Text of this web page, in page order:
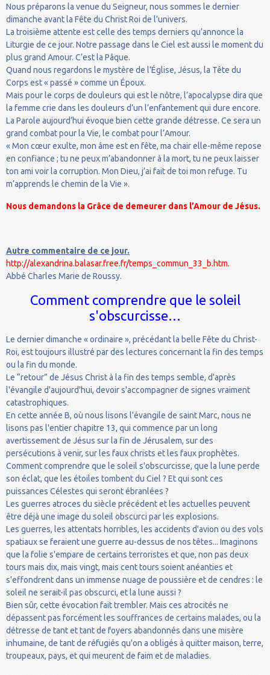
Nous préparons la venue du Seigneur, nous sommes le dernier
dimanche avant la Fête du Christ Roi de l’univers.
La troisième attente est celle des temps derniers qu’annonce la
Liturgie de ce jour. Notre passage dans le Ciel est aussi le moment du
plus grand Amour. C’est la Pâque.
Quand nous regardons le mystère de l’Église, Jésus, la Tête du
Corps est « passé » comme un Époux.
Mais pour le corps de douleurs qui est le nôtre, l’apocalypse dira que
la femme crie dans les douleurs d’un l’enfantement qui dure encore.
La Parole aujourd’hui évoque bien cette grande détresse. Ce sera un
grand combat pour la Vie, le combat pour l’Amour.
« Mon cœur exulte, mon âme est en fête, ma chair elle-même repose
en confiance ; tu ne peux m’abandonner à la mort, tu ne peux laisser
ton ami voir la corruption. Mon Dieu, j’ai fait de toi mon refuge. Tu
m’apprends le chemin de la Vie ».
Nous demandons la Grâce de demeurer dans l’Amour de Jésus.
Autre commentaire de ce jour.
http://alexandrina.balasar.free.fr/temps_commun_33_b.htm.
Abbé Charles Marie de Roussy.
Comment comprendre que le soleil
s'obscurcisse…
Le dernier dimanche « ordinaire », précédant la belle Fête du Christ-
Roi, est toujours illustré par des lectures concernant la fin des temps
ou la fin du monde.
Le “retour” de Jésus Christ à la fin des temps semble, d'après
l'évangile d'aujourd'hui, devoir s'accompagner de signes vraiment
catastrophiques.
En cette année B, où nous lisons l'évangile de saint Marc, nous ne
lisons pas l'entier chapitre 13, qui commence par un long
avertissement de Jésus sur la fin de Jérusalem, sur des
persécutions à venir, sur les faux christs et les faux prophètes.
Comment comprendre que le soleil s'obscurcisse, que la lune perde
son éclat, que les étoiles tombent du Ciel ? Et qui sont ces
puissances Célestes qui seront ébranlées ?
Les guerres atroces du siècle précédent et les actuelles peuvent
être déjà une image du soleil obscurci par les explosions.
Les guerres, les attentats horribles, les accidents d'avion ou des vols
spatiaux se feraient une guerre au-dessus de nos têtes... Imaginons
que la folie s'empare de certains terroristes et que, non pas deux
tours mais dix, mais vingt, mais cent tours soient anéanties et
s'effondrent dans un immense nuage de poussière et de cendres : le
soleil ne serait-il pas obscurci, et la lune aussi ?
Bien sûr, cette évocation fait trembler. Mais ces atrocités ne
dépassent pas forcément les souffrances de certains malades, ou la
détresse de tant et tant de foyers abandonnés dans une misère
inhumaine, de tant de réfugiés qu'on a obligés à quitter maison, terre,
troupeaux, pays, et qui meurent de faim et de maladies.